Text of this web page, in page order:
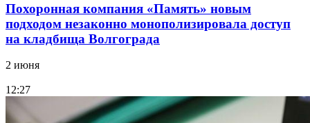
Похоронная компания «Память» новым
подходом незаконно монополизировала доступ
на кладбища Волгограда
2 июня
12:27